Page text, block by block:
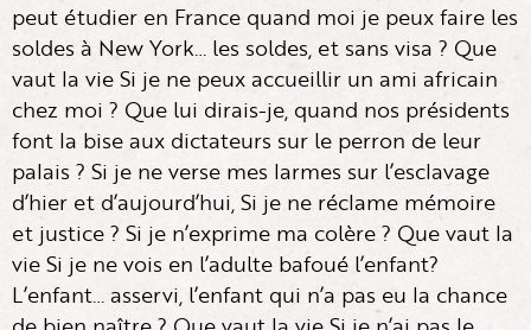
peut étudier en France quand moi je peux faire les
soldes à New York… les soldes, et sans visa ? Que
vaut la vie Si je ne peux accueillir un ami africain
chez moi ? Que lui dirais-je, quand nos présidents
font la bise aux dictateurs sur le perron de leur
palais ? Si je ne verse mes larmes sur l’esclavage
d’hier et d’aujourd’hui, Si je ne réclame mémoire
et justice ? Si je n’exprime ma colère ? Que vaut la
vie Si je ne vois en l’adulte bafoué l’enfant?
L’enfant… asservi, l’enfant qui n’a pas eu la chance